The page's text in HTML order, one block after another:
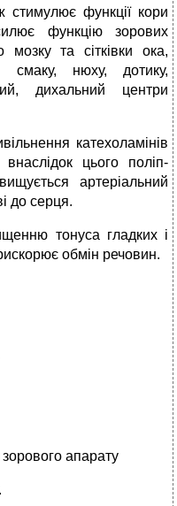
стимулює функції кори
функцію зорових
мозку та сітків­ки ока,
смаку, нюху, дотику,
дихаль­ний центри
катехоламінів
цього поліп­
артері­альний
до серця.
тонуса глад­ких і
об­мін речовин.
апарату